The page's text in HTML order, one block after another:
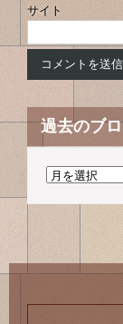
サイト
過去のブ
過
の
ロ
グ